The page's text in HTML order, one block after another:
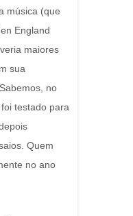
música (que
England
maiores
sua
no
testado para
Quem
no ano